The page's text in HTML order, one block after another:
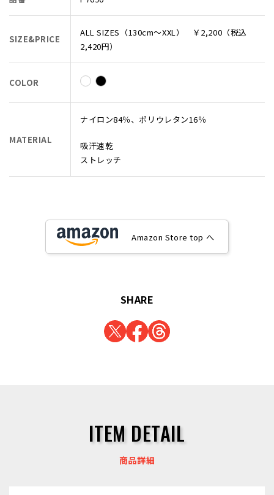
SIZE&PRICE
ALL SIZES（130cm～XXL） ￥2,200（税込
2,420円）
COLOR
MATERIAL
ナイロン84％、ポリウレタン16％
吸汗速乾
ストレッチ
Amazon Store top へ
SHARE
ITEM DETAIL
商品詳細